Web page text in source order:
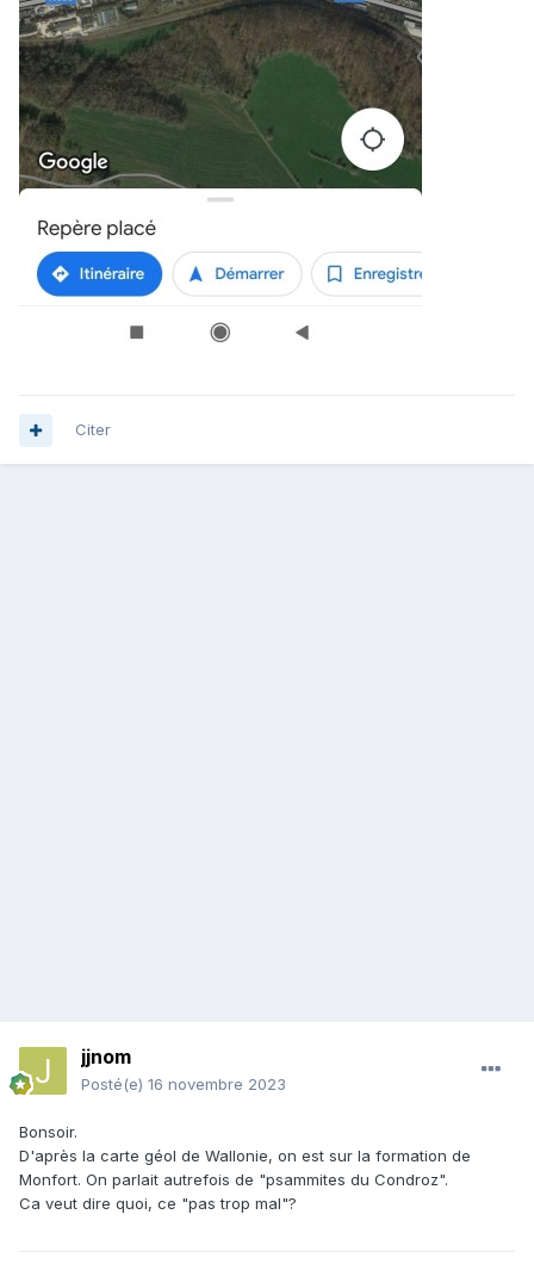
Citer
jjnom
Posté(e) 16 novembre 2023
Bonsoir.
D'après la carte géol de Wallonie, on est sur la formation de
Monfort. On parlait autrefois de "psammites du Condroz".
Ca veut dire quoi, ce "pas trop mal"?